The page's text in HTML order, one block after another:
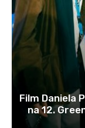
Film Daniela
na 12.